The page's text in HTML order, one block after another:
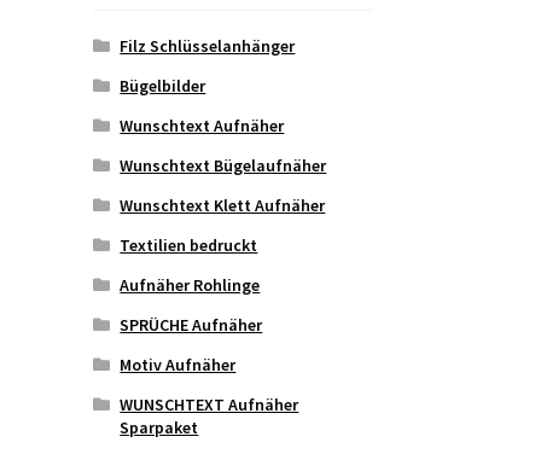
Filz Schlüsselanhänger
Bügelbilder
Wunschtext Aufnäher
Wunschtext Bügelaufnäher
Wunschtext Klett Aufnäher
Textilien bedruckt
Aufnäher Rohlinge
SPRÜCHE Aufnäher
Motiv Aufnäher
WUNSCHTEXT Aufnäher
Sparpaket